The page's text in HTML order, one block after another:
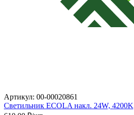
Артикул: 00-00020861
Светильник ECOLA накл. 24W,